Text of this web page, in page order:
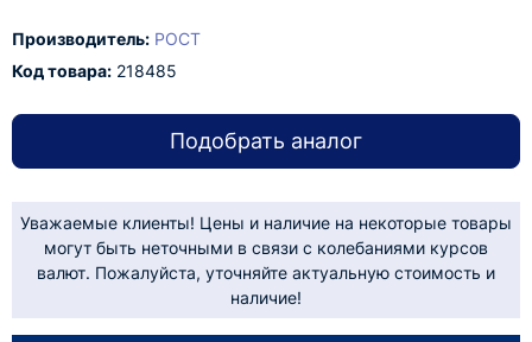
Производитель: РОСТ
Код товара: 218485
Подобрать аналог
Уважаемые клиенты! Цены и наличие на некоторые товары
могут быть неточными в связи с колебаниями курсов
валют. Пожалуйста, уточняйте актуальную стоимость и
наличие!